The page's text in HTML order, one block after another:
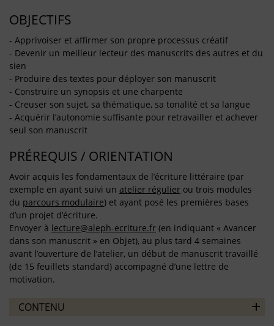
OBJECTIFS
- Apprivoiser et affirmer son propre processus créatif
- Devenir un meilleur lecteur des manuscrits des autres et du
sien
- Produire des textes pour déployer son manuscrit
- Construire un synopsis et une charpente
- Creuser son sujet, sa thématique, sa tonalité et sa langue
- Acquérir l’autonomie suffisante pour retravailler et achever
seul son manuscrit
PRÉREQUIS / ORIENTATION
Avoir acquis les fondamentaux de l’écriture littéraire (par
exemple en ayant suivi un atelier régulier ou trois modules
du parcours modulaire) et ayant posé les premières bases
d’un projet d’écriture.
Envoyer à lecture@aleph-ecriture.fr (en indiquant « Avancer
dans son manuscrit » en Objet), au plus tard 4 semaines
avant l’ouverture de l’atelier, un début de manuscrit travaillé
(de 15 feuillets standard) accompagné d’une lettre de
motivation.
CONTENU